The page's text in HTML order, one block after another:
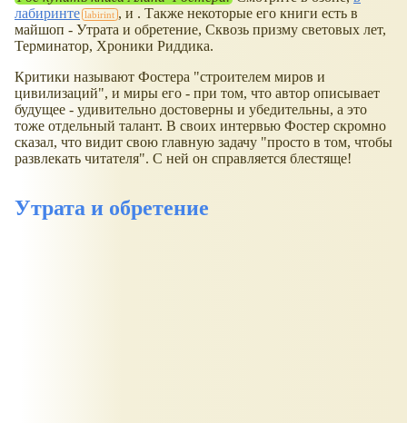
лабиринте
, и . Также некоторые его книги есть в
майшоп - Утрата и обретение, Сквозь призму световых лет,
Терминатор, Хроники Риддика.
Критики называют Фостера "строителем миров и
цивилизаций", и миры его - при том, что автор описывает
будущее - удивительно достоверны и убедительны, а это
тоже отдельный талант. В своих интервью Фостер скромно
сказал, что видит свою главную задачу "просто в том, чтобы
развлекать читателя". С ней он справляется блестяще!
Утрата и обретение